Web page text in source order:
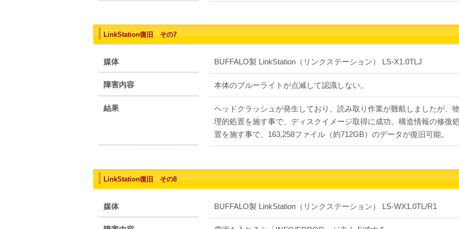
LinkStation復旧 その7
媒体 BUFFALO製 LinkStation（リンクステーション） LS-X1.0TLJ
障害内容 本体のブルーライトが点滅して認識しない。
結果
ヘッドクラッシュが発生しており、読み取り作業が難航しましたが、
理的処置を施す事で、ディスクイメージ取得に成功。構造情報の修復
置を施す事で、163,258ファイル（約712GB）のデータが復旧可能。
LinkStation復旧 その8
媒体 BUFFALO製 LinkStation（リンクステーション） LS-WX1.0TL/R1